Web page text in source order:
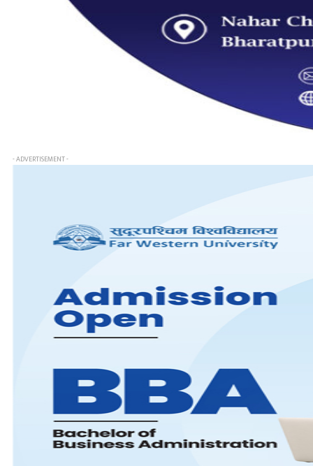
- ADVERTISEMENT -